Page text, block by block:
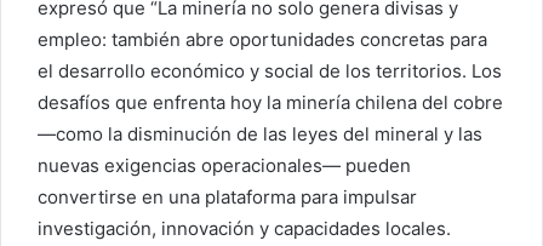
expresó que “La minería no solo genera divisas y
empleo: también abre oportunidades concretas para
el desarrollo económico y social de los territorios. Los
desafíos que enfrenta hoy la minería chilena del cobre
—como la disminución de las leyes del mineral y las
nuevas exigencias operacionales— pueden
convertirse en una plataforma para impulsar
investigación, innovación y capacidades locales.